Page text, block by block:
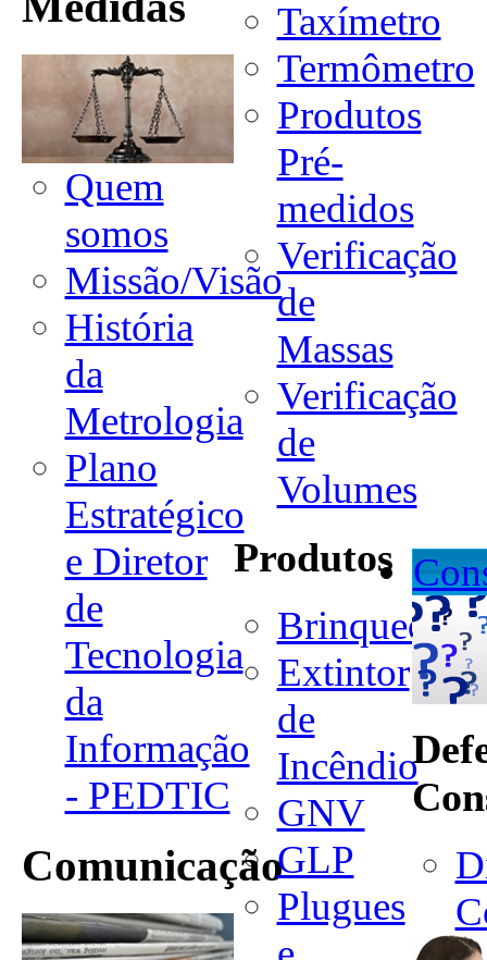
Quem
somos
Missão/Visão
História
da
Metrologia
Plano
Estratégico
e Diretor
de
Tecnologia
da
Informação
- PEDTIC
Comunicação
Taxímetro
Termômetro
Produtos
Pré-
medidos
Verificação
de
Massas
Verificação
de
Volumes
Produtos
Brinquedo
Extintor
de
Incêndio
GNV
GLP
Plugues